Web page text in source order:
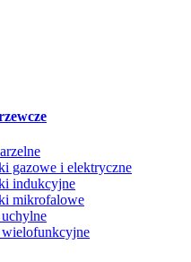
gazowe i elektryczne
indukcyjne
mikrofalowe
wielofunkcyjne